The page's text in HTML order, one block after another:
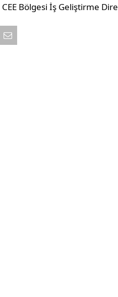
Bölgesi İş Geliştirme